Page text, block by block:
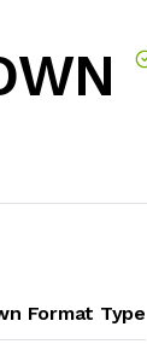
Format Type